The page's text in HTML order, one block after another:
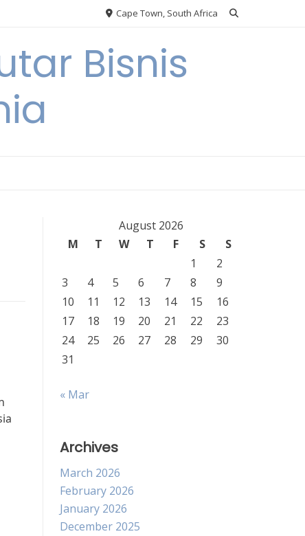
Cape Town, South Africa
Bisnis
August 2026
M
T W T F S
S
1
2
3
4 5 6 7 8
9
10
11 12 13 14 15
16
17
18 19 20 21 22
23
24
25 26 27 28 29
30
31
« Mar
Archives
March 2026
February 2026
January 2026
December 2025